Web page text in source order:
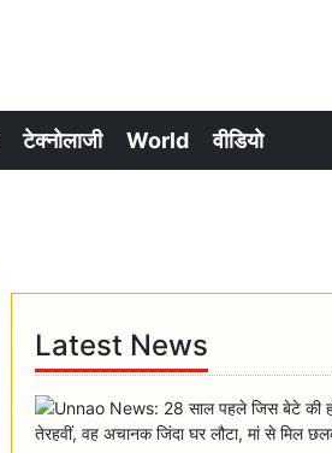
टेक्नोलाजी World वीडियो
Latest News